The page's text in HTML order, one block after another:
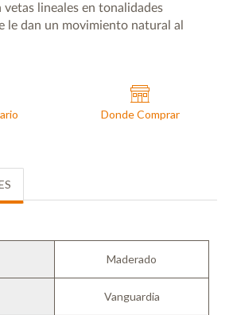
vetas lineales en tonalidades
le dan un movimiento natural al
Donde Comprar
Maderado
Vanguardia